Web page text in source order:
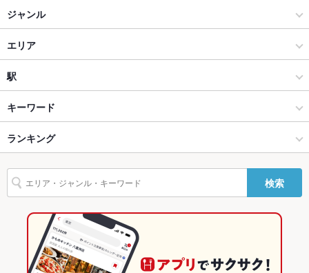
テラス席
貸切
設備
バリアフリ
ー
なし
英語メニュ
その他設備 －
その他
ジャンル
アジア・エスニック料理
タイ・ベトナム料理
東京都その他 × アジア・エスニック料理
東京都その他 × タイ・ベトナム料理
飯田橋駅 × アジア・エスニック料理
飯田橋駅 × タイ・ベトナム料理
エリア
その他東京都
その他東京都 × アジア・エスニック料理
その他東京都 × タイ・ベトナム料理
東京
東京 × アジア・エスニック料理
東京 × タイ・ベトナム料理
駅
飯田橋駅
キーワード
卵焼き 手羽先
鶏皮 ステーキ 餃子 チャーハン ガパオ
ランキング
東京のグルメランキング
東京のアジア・エスニック料理ランキング
東京のタイ・ベトナム料理ランキング
東京都その他のグルメランキング
検索